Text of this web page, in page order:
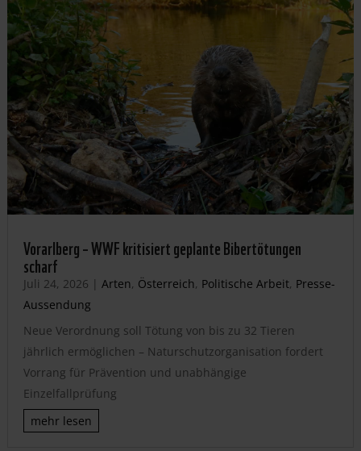
Vorarlberg – WWF kritisiert geplante Bibertötungen
scharf
Juli 24, 2026 | Arten, Österreich, Politische Arbeit, Presse-
Aussendung
Neue Verordnung soll Tötung von bis zu 32 Tieren
jährlich ermöglichen – Naturschutzorganisation fordert
Vorrang für Prävention und unabhängige
Einzelfallprüfung
mehr lesen